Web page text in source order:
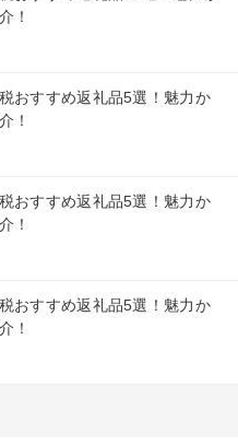
！
おすすめ返礼品5選！魅力か
！
おすすめ返礼品5選！魅力か
！
おすすめ返礼品5選！魅力か
！